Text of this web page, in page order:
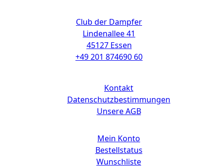
Club der Dampfer
Lindenallee 41
45127 Essen
+49 201 874690 60
Kontakt
Datenschutzbestimmungen
Unsere AGB
Mein Konto
Bestellstatus
Wunschliste